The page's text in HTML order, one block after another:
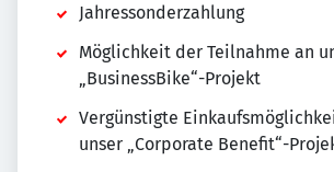
Jahressonderzahlung
Möglichkeit der Teilnahme an
„BusinessBike“-Projekt
Vergünstigte
unser „Corporate Benefit“-